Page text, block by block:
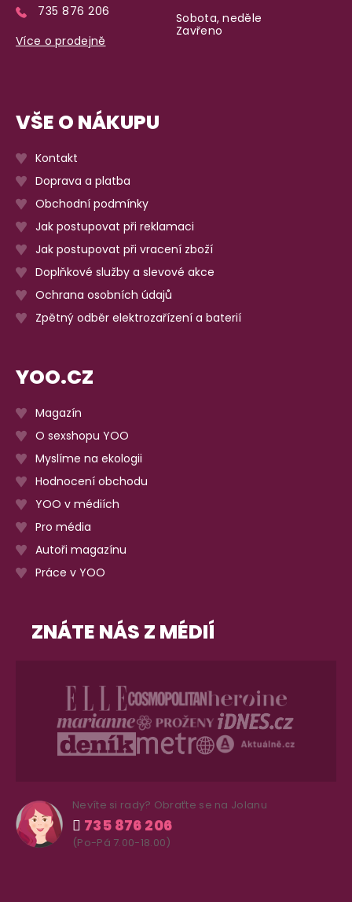
735 876 206
Více o prodejně
Sobota, neděle
Zavřeno
VŠE O NÁKUPU
Kontakt
Doprava a platba
Obchodní podmínky
Jak postupovat při reklamaci
Jak postupovat při vracení zboží
Doplňkové služby a slevové akce
Ochrana osobních údajů
Zpětný odběr elektrozařízení a baterií
YOO.CZ
Magazín
O sexshopu YOO
Myslíme na ekologii
Hodnocení obchodu
YOO v médiích
Pro média
Autoři magazínu
Práce v YOO
ZNÁTE NÁS Z MÉDIÍ
Nevíte si rady? Obraťte se na Jolanu
735 876 206
(Po-Pá 7.00-18.00)